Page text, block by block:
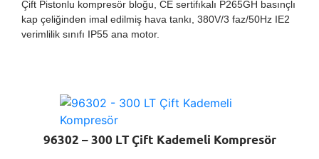
Çift Pistonlu kompresör bloğu, CE sertifıkalı P265GH basınçlı
kap çeliğinden imal edilmiş hava tankı, 380V/3 faz/50Hz IE2
verimlilik sınıfı IP55 ana motor.
96302 – 300 LT Çift Kademeli Kompresör